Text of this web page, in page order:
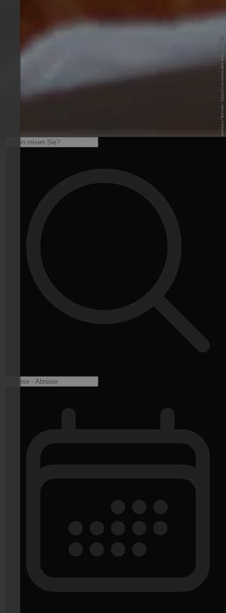
© Wikimedia Commons / Benreis - https://commons.wikimedia.org/wiki